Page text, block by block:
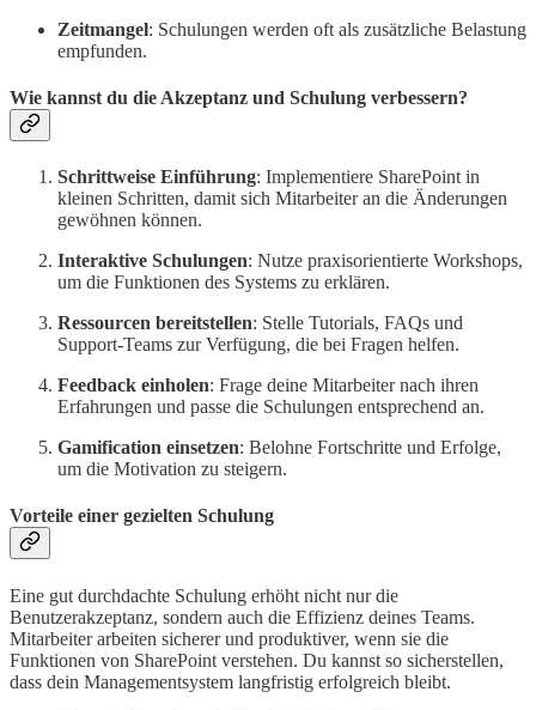
Zeitmangel: Schulungen werden oft als zusätzliche Belastung
empfunden.
Wie kannst du die Akzeptanz und Schulung verbessern?
Schrittweise Einführung: Implementiere SharePoint in
kleinen Schritten, damit sich Mitarbeiter an die Änderungen
gewöhnen können.
Interaktive Schulungen: Nutze praxisorientierte Workshops,
um die Funktionen des Systems zu erklären.
Ressourcen bereitstellen: Stelle Tutorials, FAQs und
Support-Teams zur Verfügung, die bei Fragen helfen.
Feedback einholen: Frage deine Mitarbeiter nach ihren
Erfahrungen und passe die Schulungen entsprechend an.
Gamification einsetzen: Belohne Fortschritte und Erfolge,
um die Motivation zu steigern.
Vorteile einer gezielten Schulung
Eine gut durchdachte Schulung erhöht nicht nur die
Benutzerakzeptanz, sondern auch die Effizienz deines Teams.
Mitarbeiter arbeiten sicherer und produktiver, wenn sie die
Funktionen von SharePoint verstehen. Du kannst so sicherstellen,
dass dein Managementsystem langfristig erfolgreich bleibt.